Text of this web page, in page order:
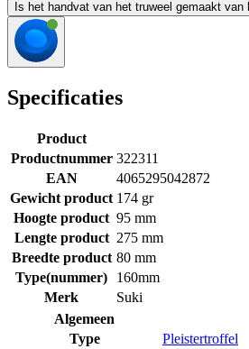
Is het handvat van het truweel gemaakt van
Specificaties
Product
Productnummer 322311
EAN
4065295042872
Gewicht product 174 gr
Hoogte product 95 mm
Lengte product 275 mm
Breedte product 80 mm
Type(nummer)
160mm
Merk
Suki
Algemeen
Type
Pleistertroffel